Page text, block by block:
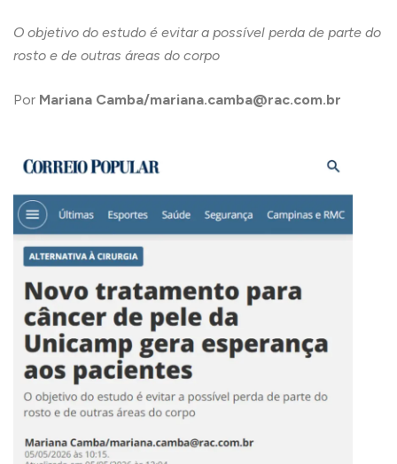
O objetivo do estudo é evitar a possível perda de parte do
rosto e de outras áreas do corpo
Por Mariana Camba/mariana.camba@rac.com.br